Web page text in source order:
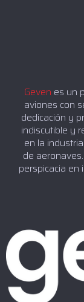
Geven es un
aviones con
dedicación y
indiscutible y
en la
de
perspicacia en